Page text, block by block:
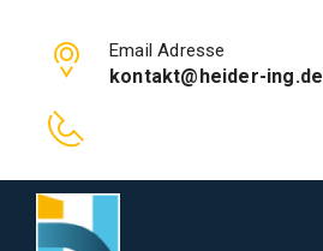
Email Adresse
kontakt@heider-ing.de